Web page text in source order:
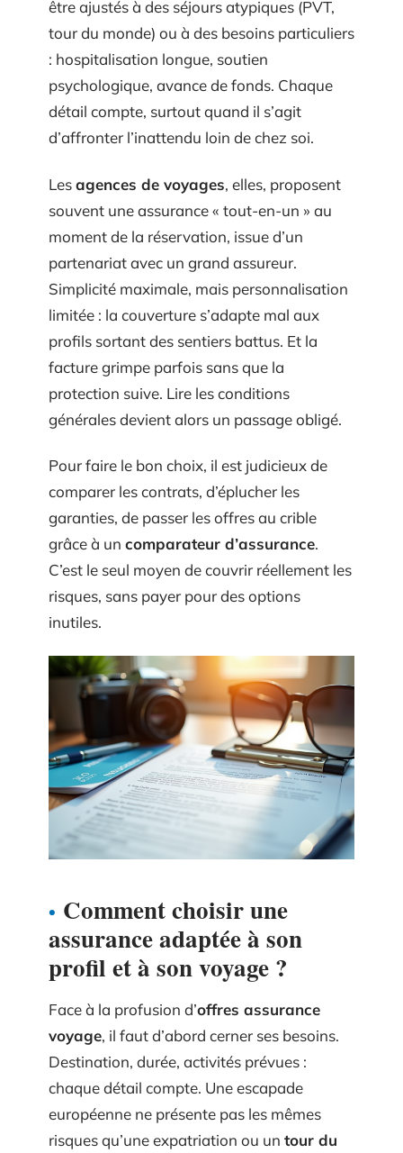
être ajustés à des séjours atypiques (PVT,
tour du monde) ou à des besoins particuliers
: hospitalisation longue, soutien
psychologique, avance de fonds. Chaque
détail compte, surtout quand il s’agit
d’affronter l’inattendu loin de chez soi.
Lesagences de voyages, elles, proposent
souvent une assurance « tout-en-un » au
moment de la réservation, issue d’un
partenariat avec un grand assureur.
Simplicité maximale, mais personnalisation
limitée : la couverture s’adapte mal aux
profils sortant des sentiers battus. Et la
facture grimpe parfois sans que la
protection suive. Lire les conditions
générales devient alors un passage obligé.
Pour faire le bon choix, il est judicieux de
comparer les contrats, d’éplucher les
garanties, de passer les offres au crible
grâce à un comparateur d’assurance.
C’est le seul moyen de couvrir réellement les
risques, sans payer pour des options
inutiles.
Comment choisir une
assurance adaptée à son
profil et à son voyage ?
Face à la profusion d’offres assurance
voyage, il faut d’abord cerner ses besoins.
Destination, durée, activités prévues :
chaque détail compte. Une escapade
européenne ne présente pas les mêmes
risques qu’une expatriation ou un tour du